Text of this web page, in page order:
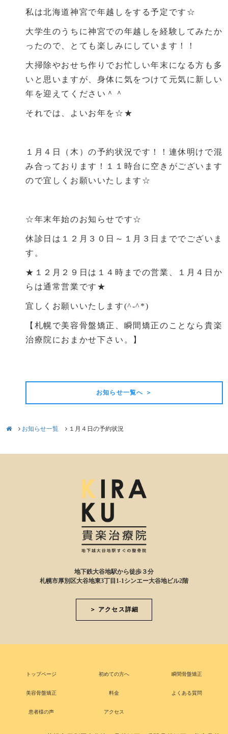
私は北海道神宮で年越しをする予定です☆
大学生のうちに神宮での年越しを経験してみたか
ったので、とても楽しみにしています！！
大掃除やおせち作りでお忙しい年末になる方も多
いと思いますが、身体に気をつけて元気に新しい
年を迎えてください＾＾
それでは、よいお年を☆★
１月４日（木）の予約状況です！！連休明けで混
み合っております！１１時台に空きがございます
ので宜しくお願いいたします☆
☆年末年始のお知らせです☆
休診日は１２月３０日～１月３日まででございま
す。
★１２月２９日は１４時までの営業、１月４日か
らは通常営業です★
宜しくお願いいたします(^-^*)
【札幌で美容骨盤矯正、瞬間矯正のことなら貴楽
治療院におまかせ下さい。】
お知らせ一覧へ ＞
お知らせ一覧 １月４日の予約状況
地下鉄大谷地駅から徒歩３分
札幌市厚別区大谷地東3丁目1-1シンエー大谷地ビル2階
＞ アクセス詳細
トップページ 初めての方へ 瞬間骨盤矯正
美容骨盤矯正 料金 よくある質問
患者様の声 アクセス